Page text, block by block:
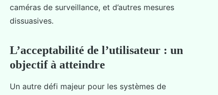
caméras de surveillance, et d’autres mesures
dissuasives.
L’acceptabilité de l’utilisateur : un
objectif à atteindre
Un autre défi majeur pour les systèmes de